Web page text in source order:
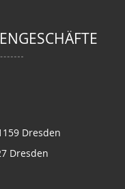
Dresden
Dresden